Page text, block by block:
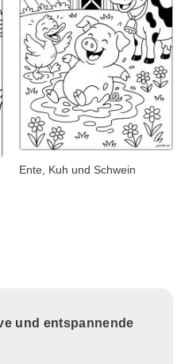
Ente, Kuh und Schwein
und entspannende